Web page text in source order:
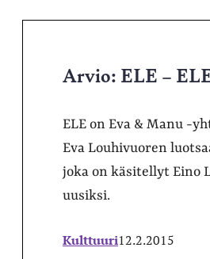
Arvio: ELE –
ELE on Eva & Manu -
Eva Louhivuoren
joka on käsitellyt Eino
uusiksi.
Kulttuuri12.2.2015